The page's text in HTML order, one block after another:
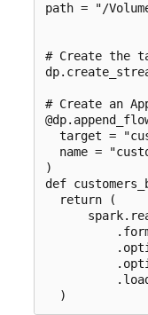
path = "/
# Create the
# Create an
target =
name =
)
def
  return (